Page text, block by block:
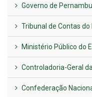
Governo de
Tribunal de Contas
Ministério Público do
Controladoria-Geral
Confederação